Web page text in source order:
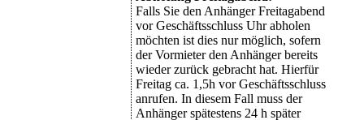
Falls Sie den Anhänger Freitagabend
vor Geschäftsschluss Uhr abholen
möchten ist dies nur möglich, sofern
der Vormieter den Anhänger bereits
wieder zurück gebracht hat. Hierfür
Freitag ca. 1,5h vor Geschäftsschluss
anrufen. In diesem Fall muss der
Anhänger spätestens 24 h später